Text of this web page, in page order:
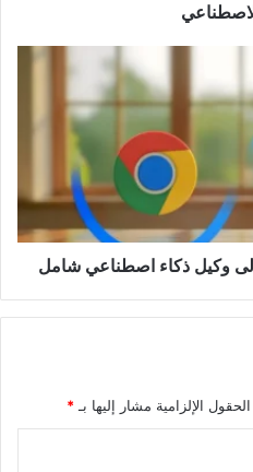
وكيل ذكاء اصطناعي شامل
الحقول الإلزامية مشار إليها بـ *